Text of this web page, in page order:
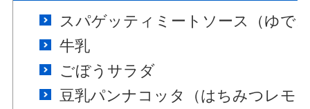
スパゲッティミートソース（ゆで
牛乳
ごぼうサラダ
豆乳パンナコッタ
（はちみつレモ